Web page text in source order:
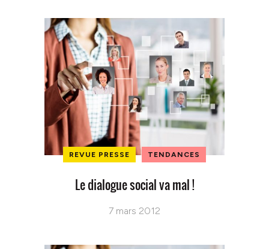
REVUE PRESSE TENDANCES
Le dialogue social va mal !
7 mars 2012